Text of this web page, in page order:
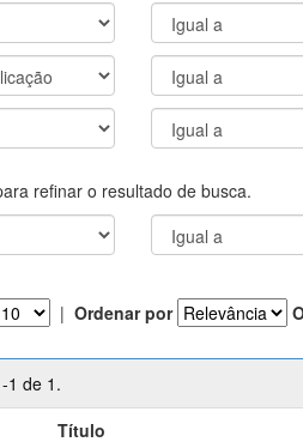
refinar o resultado de busca.
| Ordenar por
1 de 1.
Título